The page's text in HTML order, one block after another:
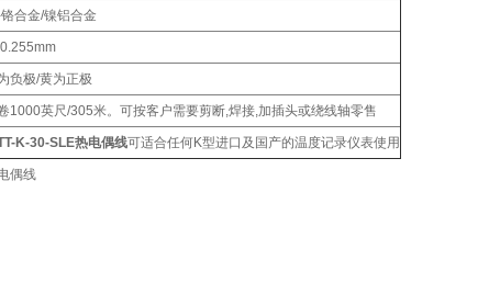
合金/镍铝合金
负极/黄为正极
1000英尺/305米。可按客户需要剪断,焊接,加插头或绕线轴零售
K-30-SLE热电偶线可适合任何K型进口及国产的温度记录仪表使用